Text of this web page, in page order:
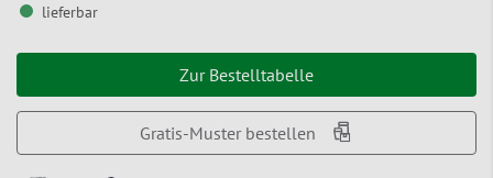
lieferbar
Zur Bestelltabelle
Gratis-Muster bestellen